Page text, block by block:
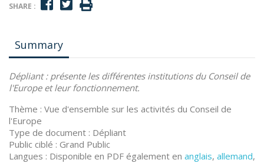
SHARE :
Summary
Dépliant :présente les différentes institutions du Conseil de
l'Europe et leur fonctionnement.
Thème : Vue d'ensemble sur les activités du Conseil de
l'Europe
Type de document : Dépliant
Public ciblé : Grand Public
Langues : Disponible en PDF également en anglais, allemand,